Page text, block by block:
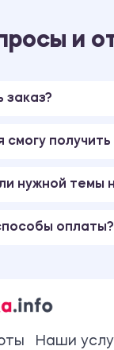
и
заказ?
смогу получить
нужной темы
оплаты?
Наши